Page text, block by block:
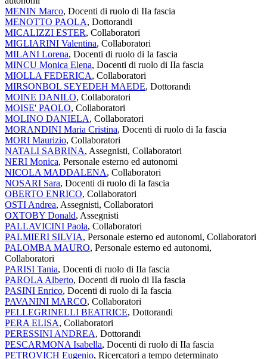
MENIN Marco, Docenti di ruolo di IIa fascia
MENOTTO PAOLA, Dottorandi
MICALIZZI ESTER, Collaboratori
MIGLIARINI Valentina, Collaboratori
MILANI Lorena, Docenti di ruolo di Ia fascia
MINCU Monica Elena, Docenti di ruolo di IIa fascia
MIOLLA FEDERICA, Collaboratori
MIRSONBOL SEYEDEH MAEDE, Dottorandi
MOINE DANILO, Collaboratori
MOISE' PAOLO, Collaboratori
MOLINO DANIELA, Collaboratori
MORANDINI Maria Cristina, Docenti di ruolo di Ia fascia
MORI Maurizio, Collaboratori
NATALI SABRINA, Assegnisti, Collaboratori
NERI Monica, Personale esterno ed autonomi
NICOLA MADDALENA, Collaboratori
NOSARI Sara, Docenti di ruolo di Ia fascia
OBERTO ENRICO, Collaboratori
OSTI Andrea, Assegnisti, Collaboratori
OXTOBY Donald, Assegnisti
PALLAVICINI Paola, Collaboratori
PALMIERI SILVIA, Personale esterno ed autonomi, Collaboratori
PALOMBA MAURO, Personale esterno ed autonomi,
Collaboratori
PARISI Tania, Docenti di ruolo di IIa fascia
PAROLA Alberto, Docenti di ruolo di IIa fascia
PASINI Enrico, Docenti di ruolo di Ia fascia
PAVANINI MARCO, Collaboratori
PELLEGRINELLI BEATRICE, Dottorandi
PERA ELISA, Collaboratori
PERESSINI ANDREA, Dottorandi
PESCARMONA Isabella, Docenti di ruolo di IIa fascia
PETROVICH Eugenio, Ricercatori a tempo determinato